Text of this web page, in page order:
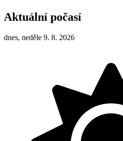
Aktuální počasí
dnes, neděle 9. 8. 2026